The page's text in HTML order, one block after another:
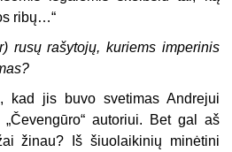
ribų…“
rusų rašytojų, kuriems imperinis
kad jis buvo svetimas Andrejui
„Čevengūro“ autoriui. Bet gal aš
žinau? Iš šiuolaikinių minėtini